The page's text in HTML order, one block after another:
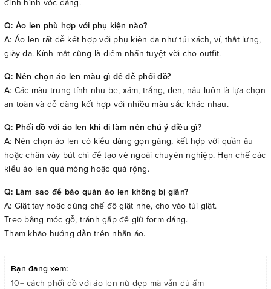
định hình vóc dáng.
Q: Áo len phù hợp với phụ kiện nào?
A: Áo len rất dễ kết hợp với phụ kiện da như túi xách, ví, thắt lưng,
giày da. Kính mắt cũng là điểm nhấn tuyệt vời cho outfit.
Q: Nên chọn áo len màu gì để dễ phối đồ?
A: Các màu trung tính như be, xám, trắng, đen, nâu luôn là lựa chọn
an toàn và dễ dàng kết hợp với nhiều màu sắc khác nhau.
Q: Phối đồ với áo len khi đi làm nên chú ý điều gì?
A: Nên chọn áo len có kiểu dáng gọn gàng, kết hợp với quần âu
hoặc chân váy bút chì để tạo vẻ ngoài chuyên nghiệp. Hạn chế các
kiểu áo len quá mỏng hoặc quá rộng.
Q: Làm sao để bảo quản áo len không bị giãn?
A: Giặt tay hoặc dùng chế độ giặt nhẹ, cho vào túi giặt.
Treo bằng móc gỗ, tránh gấp để giữ form dáng.
Tham khảo hướng dẫn trên nhãn áo.
Bạn đang xem:
10+ cách phối đồ với áo len nữ đẹp mà vẫn đủ ấm